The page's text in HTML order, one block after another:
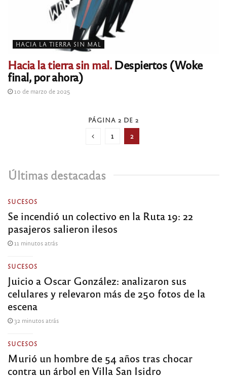
HACIA LA TIERRA SIN MAL
Hacia la tierra sin mal.Despiertos (Woke
final, por ahora)
10 de marzo de 2025
PÁGINA 2 DE 2
1 2
Últimas destacadas
SUCESOS
Se incendió un colectivo en la Ruta 19: 22
pasajeros salieron ilesos
11 minutos atrás
SUCESOS
Juicio a Oscar González: analizaron sus
celulares y relevaron más de 250 fotos de la
escena
32 minutos atrás
SUCESOS
Murió un hombre de 54 años tras chocar
contra un árbol en Villa San Isidro